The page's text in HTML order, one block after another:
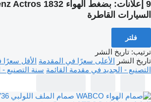
9 إعلانات:
السيارات القاطرة
فلتر
ترتيب: تاريخ النشر
تاريخ النشر الأعلى سعرًا في المقدمة الأقل
التصنيع - الجديد في مقدمة القائمة سنة التصنيع